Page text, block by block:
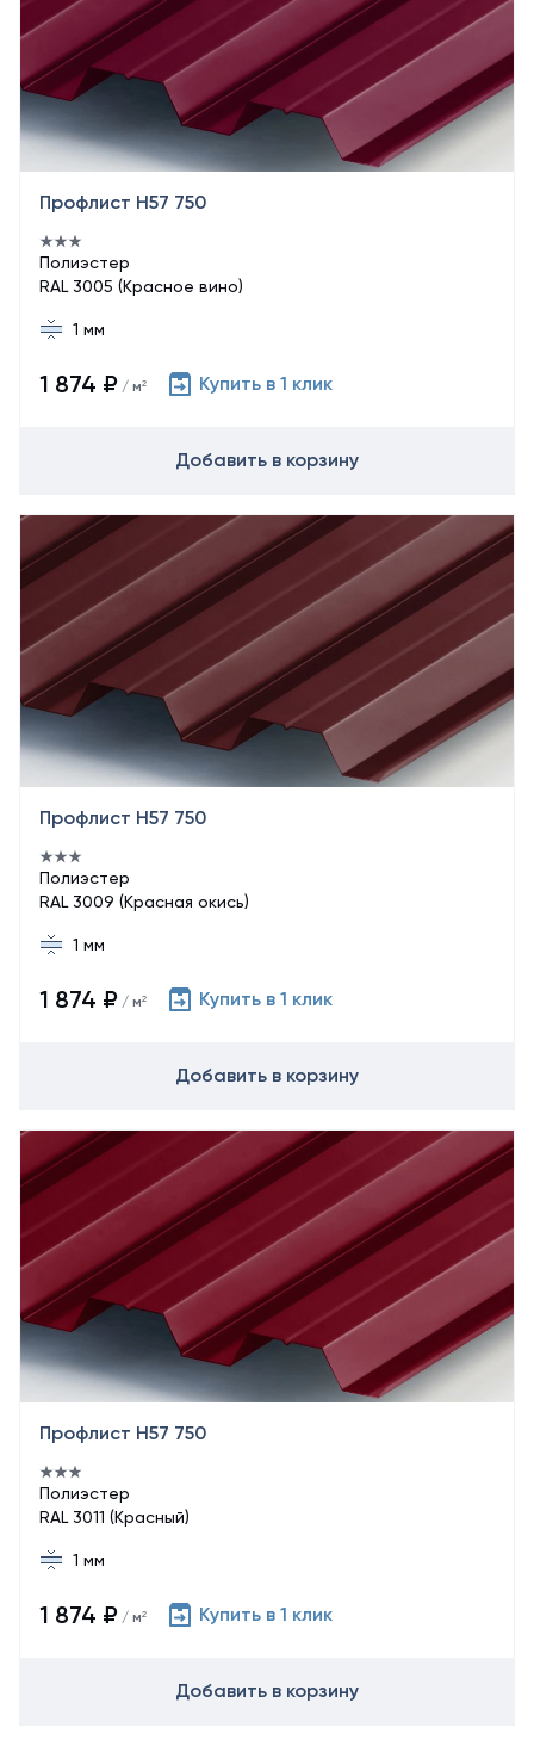
Профлист Н57 750
Полиэстер
RAL 3005 (Красное вино)
1 мм
1 874 ₽ / м² Купить в 1 клик
Добавить в корзину
Профлист Н57 750
Полиэстер
RAL 3009 (Красная окись)
1 мм
1 874 ₽ / м² Купить в 1 клик
Добавить в корзину
Профлист Н57 750
Полиэстер
RAL 3011 (Красный)
1 мм
1 874 ₽ / м² Купить в 1 клик
Добавить в корзину